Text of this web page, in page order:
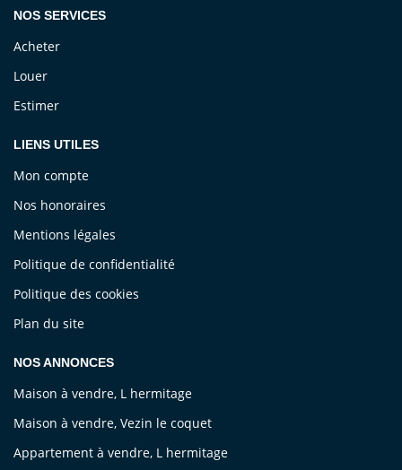
NOS SERVICES
Acheter
Louer
Estimer
LIENS UTILES
Mon compte
Nos honoraires
Mentions légales
Politique de confidentialité
Politique des cookies
Plan du site
NOS ANNONCES
Maison à vendre, L hermitage
Maison à vendre, Vezin le coquet
Appartement à vendre, L hermitage